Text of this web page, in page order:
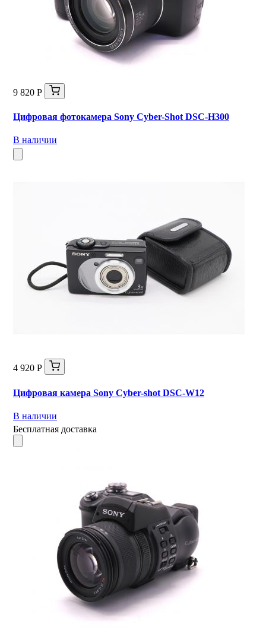
9 820 Р
Цифровая фотокамера Sony Cyber-Shot DSC-H300
В наличии
4 920 Р
Цифровая камера Sony Cyber-shot DSC-W12
В наличии
Бесплатная доставка